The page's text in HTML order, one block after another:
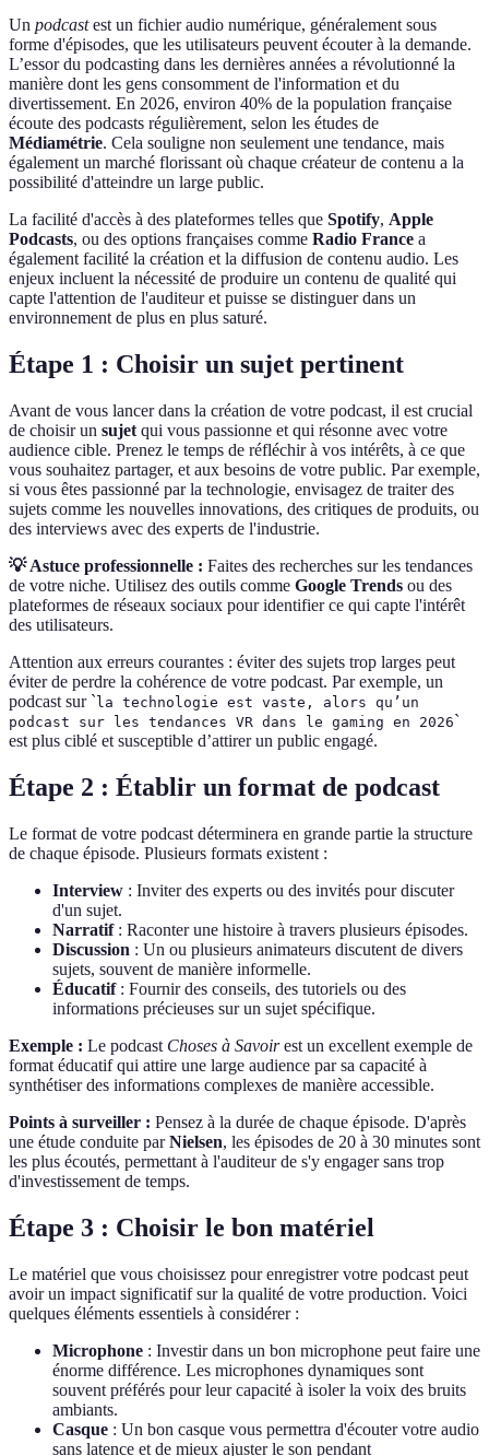
Un podcastest un fichier audio numérique, généralement sous
forme d'épisodes, que les utilisateurs peuvent écouter à la demande.
L’essor du podcasting dans les dernières années a révolutionné la
manière dont les gens consomment de l'information et du
divertissement. En 2026, environ 40% de la population française
écoute des podcasts régulièrement, selon les études de
Médiamétrie. Cela souligne non seulement une tendance, mais
également un marché florissant où chaque créateur de contenu a la
possibilité d'atteindre un large public.
La facilité d'accès à des plateformes telles que Spotify, Apple
Podcasts, ou des options françaises comme Radio France a
également facilité la création et la diffusion de contenu audio. Les
enjeux incluent la nécessité de produire un contenu de qualité qui
capte l'attention de l'auditeur et puisse se distinguer dans un
environnement de plus en plus saturé.
Étape 1 : Choisir un sujet pertinent
Avant de vous lancer dans la création de votre podcast, il est crucial
de choisir un sujet qui vous passionne et qui résonne avec votre
audience cible. Prenez le temps de réfléchir à vos intérêts, à ce que
vous souhaitez partager, et aux besoins de votre public. Par exemple,
si vous êtes passionné par la technologie, envisagez de traiter des
sujets comme les nouvelles innovations, des critiques de produits, ou
des interviews avec des experts de l'industrie.
💡 Astuce professionnelle : Faites des recherches sur les tendances
de votre niche. Utilisez des outils comme Google Trends ou des
plateformes de réseaux sociaux pour identifier ce qui capte l'intérêt
des utilisateurs.
Attention aux erreurs courantes : éviter des sujets trop larges peut
éviter de perdre la cohérence de votre podcast. Par exemple, un
podcast sur ` la technologie est vaste, alors qu’un
podcast sur
les tendances VR dans le gaming en 2026`
est plus ciblé et susceptible d’attirer un public engagé.
Étape 2 : Établir un format de podcast
Le format de votre podcast déterminera en grande partie la structure
de chaque épisode. Plusieurs formats existent :
Interview : Inviter des experts ou des invités pour discuter
d'un sujet.
Narratif: Raconter une histoire à travers plusieurs épisodes.
Discussion : Un ou plusieurs animateurs discutent de divers
sujets, souvent de manière informelle.
Éducatif: Fournir des conseils, des tutoriels ou des
informations précieuses sur un sujet spécifique.
Exemple : Le podcast Choses à Savoirest un excellent exemple de
format éducatif qui attire une large audience par sa capacité à
synthétiser des informations complexes de manière accessible.
Points à surveiller : Pensez à la durée de chaque épisode. D'après
une étude conduite parNielsen, les épisodes de 20 à 30 minutes sont
les plus écoutés, permettant à l'auditeur de s'y engager sans trop
d'investissement de temps.
Étape 3 : Choisir le bon matériel
Le matériel que vous choisissez pour enregistrer votre podcast peut
avoir un impact significatif sur la qualité de votre production. Voici
quelques éléments essentiels à considérer :
Microphone : Investir dans un bon microphone peut faire une
énorme différence. Les microphones dynamiques sont
souvent préférés pour leur capacité à isoler la voix des bruits
ambiants.
Casque : Un bon casque vous permettra d'écouter votre audio
sans latence et de mieux ajuster le son pendant